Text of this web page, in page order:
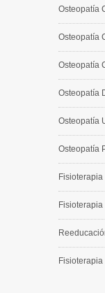
Osteopatía
Osteopatía
Osteopatía
Osteopatía
Osteopatía
Osteopatía
Fisioterapia